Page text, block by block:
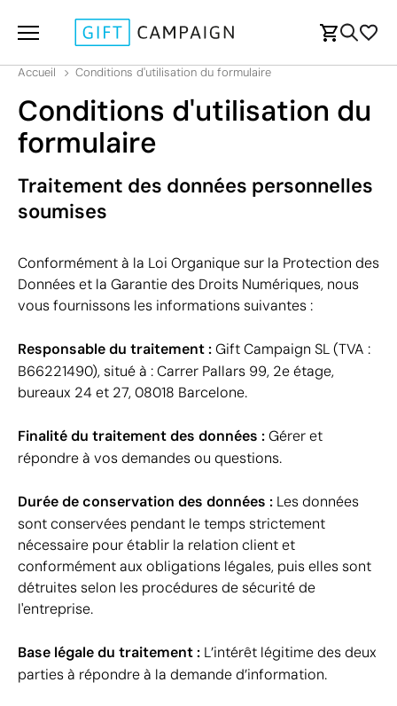
Accueil Conditions d'utilisation du formulaire
Conditions d'utilisation du
formulaire
Traitement des données personnelles
soumises
Conformément à la Loi Organique sur la Protection des
Données et la Garantie des Droits Numériques, nous
vous fournissons les informations suivantes :
Responsable du traitement :Gift Campaign SL (TVA :
B66221490), situé à : Carrer Pallars 99, 2e étage,
bureaux 24 et 27, 08018 Barcelone.
Finalité du traitement des données :Gérer et
répondre à vos demandes ou questions.
Durée de conservation des données : Les données
sont conservées pendant le temps strictement
nécessaire pour établir la relation client et
conformément aux obligations légales, puis elles sont
détruites selon les procédures de sécurité de
l'entreprise.
Base légale du traitement : L’intérêt légitime des deux
parties à répondre à la demande d’information.